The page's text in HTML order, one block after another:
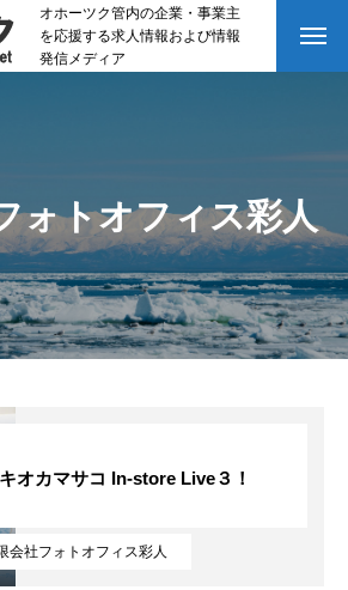
オホーツク管内の企業・事業主
を応援する求人情報および情報
発信メディア
ォトオフィス彩人
会社フォトオフィス彩人
オカマサコ In-store Live３！